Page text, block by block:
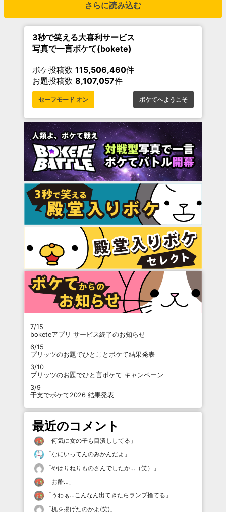
さらに読み込む
3秒で笑える大喜利サービス
写真で一言ボケて(bokete)
ボケ投稿数 115,506,460件
お題投稿数 8,107,057件
セーフモード オン ボケてへようこそ
7/15
boketeアプリ サービス終了のお知らせ
6/15
プリッツのお題でひとことボケて結果発表
3/10
プリッツのお題でひと言ボケて キャンペーン
3/9
干支でボケて2026 結果発表
最近のコメント
「何気に女の子も目潰ししてる 」
「なにいってんのみかんだよ 」
「やはりねりものさんでしたか…（笑）
」
「お酢… 」
「 うわぁ…こんなん出てきたらランプ捨てる 」
「机を揚げたのかよ(笑) 」